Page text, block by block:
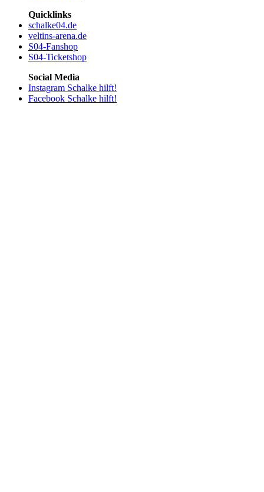
Quicklinks
schalke04.de
veltins-arena.de
S04-Fanshop
S04-Ticketshop
Social Media
Instagram Schalke hilft!
Facebook Schalke hilft!